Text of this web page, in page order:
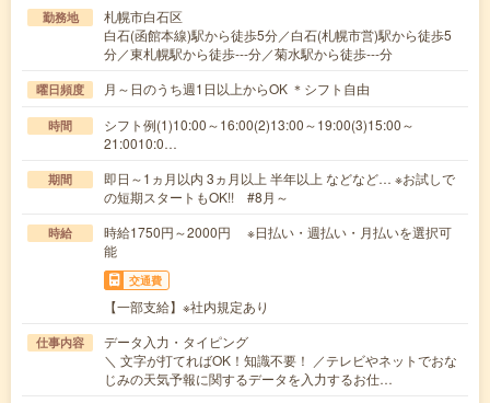
勤務地
札幌市白石区
白石(函館本線)駅から徒歩5分／白石(札幌市営)駅から徒歩5
分／東札幌駅から徒歩---分／菊水駅から徒歩---分
曜日頻度 月～日のうち週1日以上からOK ＊シフト自由
時間
シフト例(1)10:00～16:00(2)13:00～19:00(3)15:00～
21:0010:0…
期間
即日～1ヵ月以内 3ヵ月以上 半年以上 などなど… ※お試しで
の短期スタートもOK!! #8月～
時給
時給1750円～2000円 ※日払い・週払い・月払いを選択可
能
交通費
【一部支給】※社内規定あり
仕事内容
データ入力・タイピング
＼ 文字が打てればOK！知識不要！ ／テレビやネットでおな
じみの天気予報に関するデータを入力するお仕…